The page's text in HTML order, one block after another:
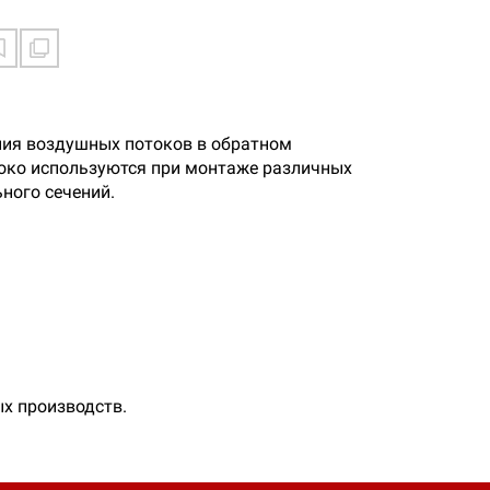
воздушных потоков в обратном
используются при монтаже различных
сечений.
производств.